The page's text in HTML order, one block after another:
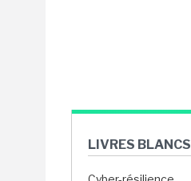
LIVRES BLANCS